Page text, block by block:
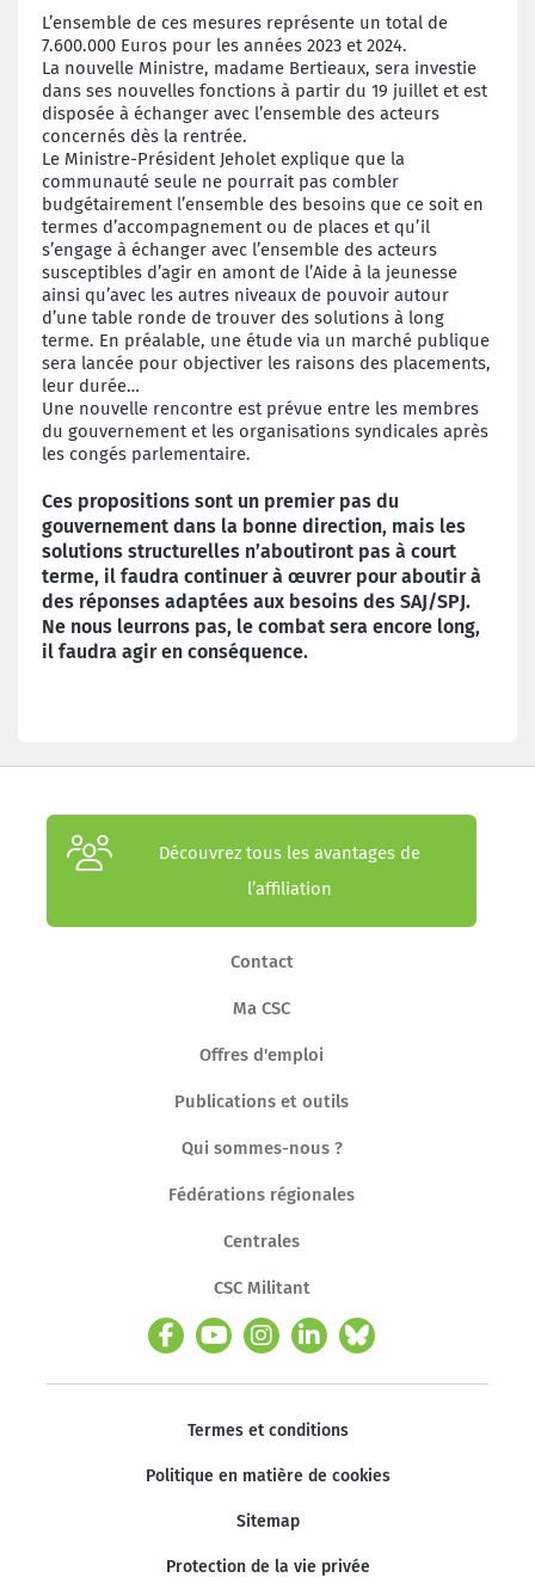
L’ensemble de ces mesures représente un total de
7.600.000 Euros pour les années 2023 et 2024.
La nouvelle Ministre, madame Bertieaux, sera investie
dans ses nouvelles fonctions à partir du 19 juillet et est
disposée à échanger avec l’ensemble des acteurs
concernés dès la rentrée.
Le Ministre-Président Jeholet explique que la
communauté seule ne pourrait pas combler
budgétairement l’ensemble des besoins que ce soit en
termes d’accompagnement ou de places et qu’il
s’engage à échanger avec l’ensemble des acteurs
susceptibles d’agir en amont de l’Aide à la jeunesse
ainsi qu’avec les autres niveaux de pouvoir autour
d’une table ronde de trouver des solutions à long
terme. En préalable, une étude via un marché publique
sera lancée pour objectiver les raisons des placements,
leur durée…
Une nouvelle rencontre est prévue entre les membres
du gouvernement et les organisations syndicales après
les congés parlementaire.
Ces propositions sont un premier pas du
gouvernement dans la bonne direction, mais les
solutions structurelles n’aboutiront pas à court
terme, il faudra continuer à œuvrer pour aboutir à
des réponses adaptées aux besoins des SAJ/SPJ.
Ne nous leurrons pas, le combat sera encore long,
il faudra agir en conséquence.
Découvrez tous les avantages de
l’affiliation
Contact
Ma CSC
Offres d'emploi
Publications et outils
Qui sommes-nous ?
Fédérations régionales
Centrales
CSC Militant
Termes et conditions
Politique en matière de cookies
Sitemap
Protection de la vie privée